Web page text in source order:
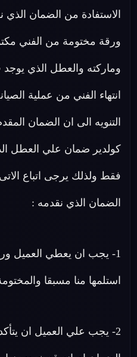
الاستفادة من الضمان الذي
ورقة مختومة من الفني
وماركته والعطل الذي
انتهاء الفني من عملية
التنويه الى ان الضمان
كولدير ضمان علي العطل
فقط ولذلك يرجى اتباع
الضمان الذي نقدمه :
1- يجب ان يعطي العميل
استلمها منا مسبقا
2- يجب علي العميل ان